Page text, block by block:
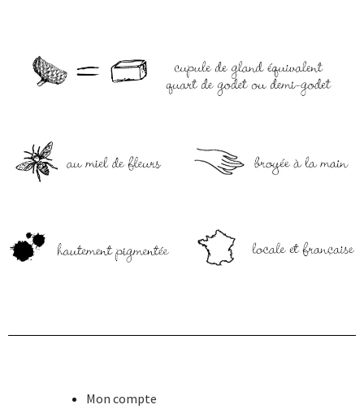
Mon compte